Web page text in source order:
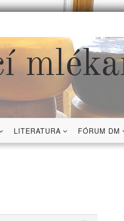
LITERATURA FÓRUM DM